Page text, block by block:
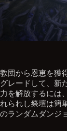
教団から恩恵を獲
グレードして、新
力を解放するには
れられし祭壇は簡
のランダムダンジ